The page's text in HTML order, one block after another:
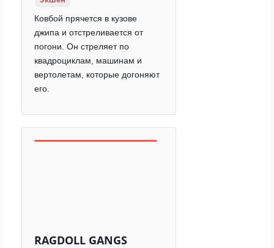
Ковбой прячется в кузове
джипа и отстреливается от
погони. Он стреляет по
квадроциклам, машинам и
вертолетам, которые догоняют
его.
RAGDOLL GANGS